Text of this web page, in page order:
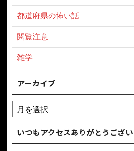
都道府県の怖い話
閲覧注意
雑学
アーカイブ
いつもアクセスありがとうござ